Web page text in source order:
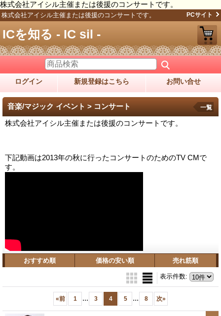
株式会社アイシル主催または後援のコンサートです。
株式会社アイシル主催または後援のコンサートです。 PCサイト
ICを知る - IC sil -
ログイン 新規登録はこちら お問い合せ
音楽/マジック イベント > コンサート
株式会社アイシル主催または後援のコンサートです。
下記動画は2013年の秋に行ったコンサートのためのTV CMで
す。
一覧
おすすめ順 価格の安い順 売れ筋順
表示件数:
«前 1 ... 3 4 5 ... 8 次»